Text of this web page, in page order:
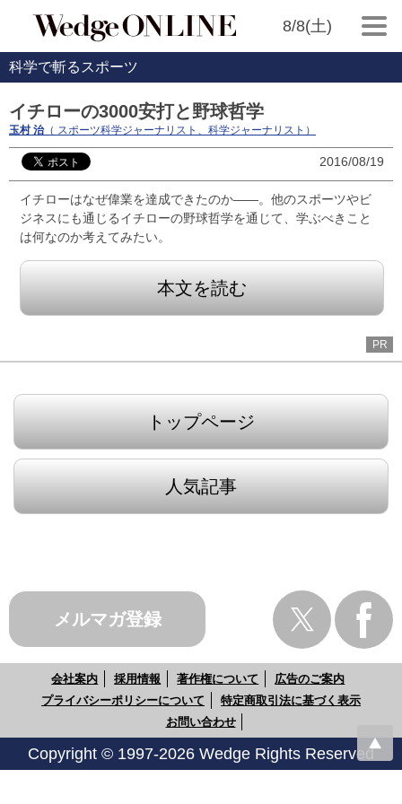
8/8(土)
科学で斬るスポーツ
イチローの3000安打と野球哲学
玉村 治（ スポーツ科学ジャーナリスト、科学ジャーナリスト）
2016/08/19
イチローはなぜ偉業を達成できたのか――。他のスポーツやビ
ジネスにも通じるイチローの野球哲学を通じて、学ぶべきこと
は何なのか考えてみたい。
本文を読む
PR
トップページ
人気記事
メルマガ登録
会社案内 採用情報 著作権について
広告のご案内
プライバシーポリシーについて
特定商取引法に基づく表示
お問い合わせ
Copyright © 1997-2026 Wedge Rights Reserved